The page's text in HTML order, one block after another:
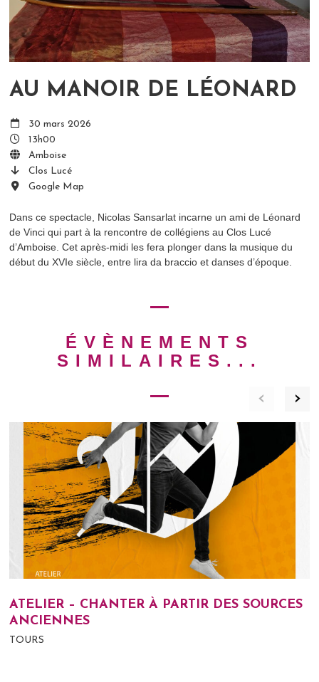
AU MANOIR DE LÉONARD
30 mars 2026
13h00
Amboise
Clos Lucé
Google Map
Dans ce spectacle, Nicolas Sansarlat incarne un ami de Léonard
de Vinci qui part à la rencontre de collégiens au Clos Lucé
d’Amboise. Cet après-midi les fera plonger dans la musique du
début du XVIe siècle, entre lira da braccio et danses d’époque.
ÉVÈNEMENTS
SIMILAIRES...
ATELIER – CHANTER À PARTIR DES SOURCES
ANCIENNES
TOURS
‹ ›